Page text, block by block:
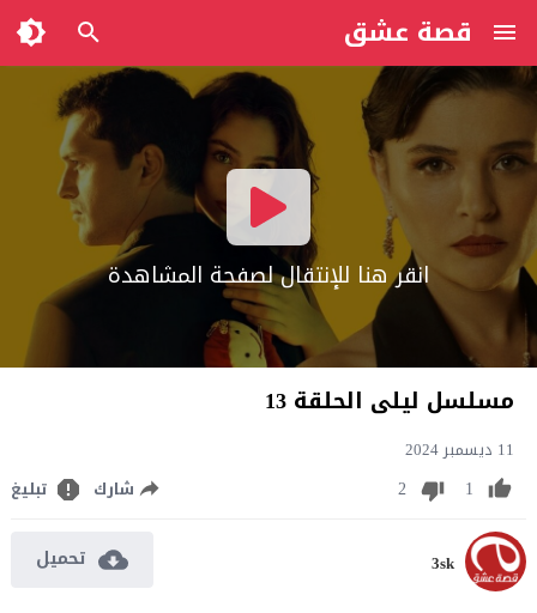
قصة عشق
انقر هنا للإنتقال لصفحة المشاهدة
مسلسل ليلى الحلقة 13
11 ديسمبر 2024
1
2 شارك تبليغ
3sk تحميل